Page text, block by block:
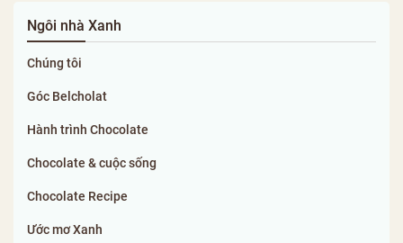
Ngôi nhà Xanh
Chúng tôi
Góc Belcholat
Hành trình Chocolate
Chocolate & cuộc sống
Chocolate Recipe
Ước mơ Xanh